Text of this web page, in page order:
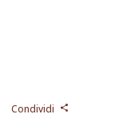
Condividi